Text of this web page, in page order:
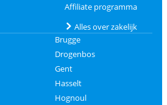
Affiliate programma
Alles over zakelijk
Brugge
Drogenbos
Gent
Hasselt
Hognoul